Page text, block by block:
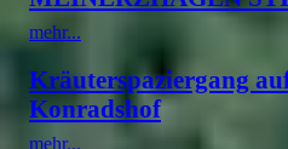
mehr...
Kräuterspaziergang
Konradshof
mehr...